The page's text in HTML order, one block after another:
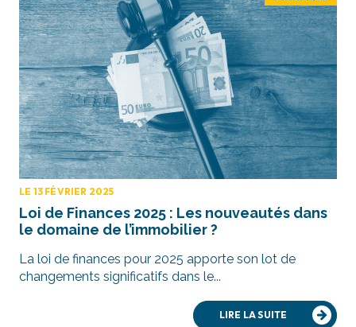
LE 13 FÉVRIER 2025
Loi de Finances 2025 : Les nouveautés dans
le domaine de l’immobilier ?
La loi de finances pour 2025 apporte son lot de
changements significatifs dans le...
LIRE LA SUITE